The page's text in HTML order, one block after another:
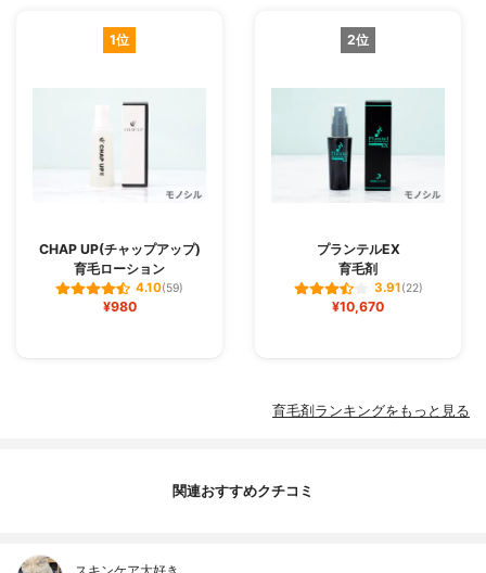
1位
CHAP UP(チャップアップ)
育毛ローション
4.10(59)
¥980
2位
プランテルEX
育毛剤
3.91(22)
¥10,670
育毛剤ランキングをもっと見る
関連おすすめクチコミ